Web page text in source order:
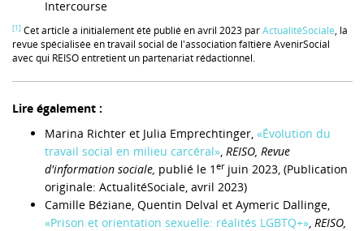
Intercourse
[1] Cet article a initialement été publié en avril 2023 parActualitéSociale, la
revue spécialisée en travail social de l'association faîtière AvenirSocial
avec qui REISO entretient un partenariat rédactionnel.
Lire également :
Marina Richter et Julia Emprechtinger, «Évolution du
travail social en milieu carcéral», REISO, Revue
d'information sociale, publié le 1 erjuin 2023, (Publication
originale: ActualitéSociale, avril 2023)
Camille Béziane, Quentin Delval et Aymeric Dallinge,
«Prison et orientation sexuelle: réalités LGBTQ+», REISO,